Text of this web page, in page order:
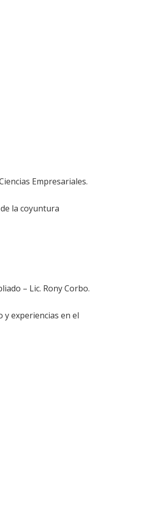
Empresariales.
la coyuntura
– Lic. Rony Corbo.
y experiencias en el